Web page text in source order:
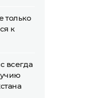
только
к
всегда